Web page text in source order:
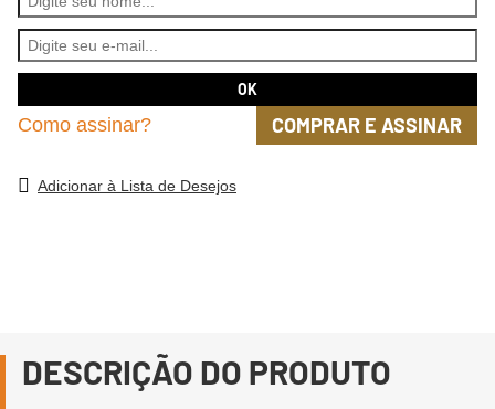
Como assinar? COMPRAR E ASSINAR
Adicionar à Lista de Desejos
DESCRIÇÃO DO PRODUTO